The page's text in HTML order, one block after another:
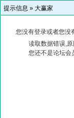
提示信息 » 大赢家
您没有登录或者您没
读取数据错误,
您还不是论坛会